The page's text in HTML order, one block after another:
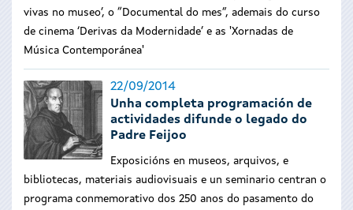
vivas no museo’, o “Documental do mes”, ademais do curso
de cinema ‘Derivas da Modernidade’ e as 'Xornadas de
Música Contemporánea'
22/09/2014
Unha completa programación de
actividades difunde o legado do
Padre Feijoo
Exposicións en museos, arquivos, e
bibliotecas, materiais audiovisuais e un seminario centran o
programa conmemorativo dos 250 anos do pasamento do